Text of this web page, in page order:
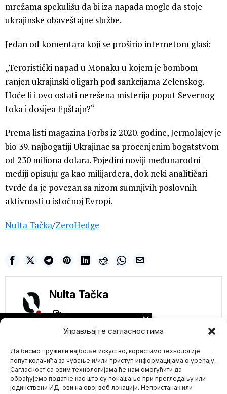
Управљајте сагласностима
Да бисмо пружили најбоље искуство, користимо технологије
попут колачића за чување и/или приступ информацијама о уређају.
Сагласност са овим технологијама ће нам омогућити да
обрађујемо податке као што су понашање при прегледању или
јединствени ИД-ови на овој веб локацији. Непристанак или
mrežama spekulišu da bi iza napada mogle da stoje
ukrajinske obaveštajne službe.
Jedan od komentara koji se proširio internetom glasi:
„Teroristički napad u Monaku u kojem je bombom
ranjen ukrajinski oligarh pod sankcijama Zelenskog.
Hoće li i ovo ostati nerešena misterija poput Severnog
toka i dosijea Epštajn?“
Prema listi magazina Forbs iz 2020. godine, Jermolajev je
bio 39. najbogatiji Ukrajinac sa procenjenim bogatstvom
od 230 miliona dolara. Pojedini noviji međunarodni
mediji opisuju ga kao milijardera, dok neki analitičari
tvrde da je povezan sa nizom sumnjivih poslovnih
aktivnosti u istočnoj Evropi.
Nulta Tačka/ZeroHedge
Nulta Tačka
Mario zna Youtube
NE PROPUSTITE
Direktor Kancelarije
imunizacije CDC-a
priznaje da ljudi pate
i postaju bolesni
nakon vakcinacije
Direktor Kancelarije za